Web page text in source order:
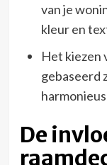
van je
kleur en
Het kiezen
gebaseerd
De